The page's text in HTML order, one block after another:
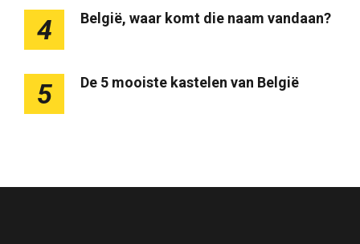
4 België, waar komt die naam vandaan?
5 De 5 mooiste kastelen van België